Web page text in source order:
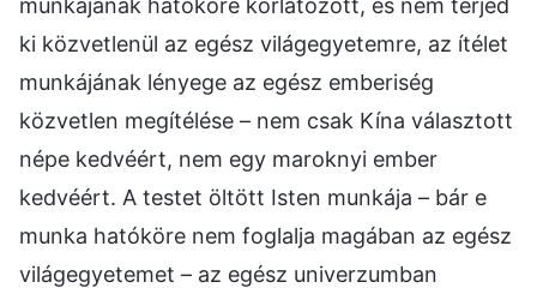
ki közvetlenül az egész világegyetemre, az ítélet
munkájának lényege az egész emberiség
közvetlen megítélése – nem csak Kína választott
népe kedvéért, nem egy maroknyi ember
kedvéért. A testet öltött Isten munkája – bár e
munka hatóköre nem foglalja magában az egész
világegyetemet – az egész univerzumban